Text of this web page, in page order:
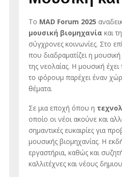
Το MAD Forum 2025
μουσική βιομηχανία και
σύγχρονες κοινωνίες. Στο
που διαδραματίζει η
της νεολαίας. Η μουσική
το φόρουμ παρέχει έναν
θέματα.
Σε μια εποχή όπου η
οποίο οι νέοι ακούνε και
σημαντικές ευκαιρίες για
μουσικής βιομηχανίας. Η
εργαστήρια, καθώς και
καλλιτέχνες και νέους